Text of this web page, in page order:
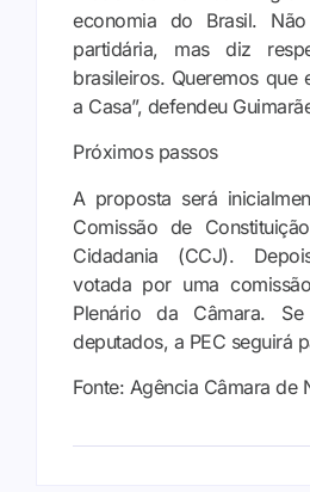
economia do Brasil.
partidária, mas diz
brasileiros. Queremos que
a Casa”, defendeu
Próximos passos
A proposta será
Comissão de
Cidadania (CCJ).
votada por uma
Plenário da Câmara.
deputados, a PEC seguirá
Fonte: Agência Câmara de